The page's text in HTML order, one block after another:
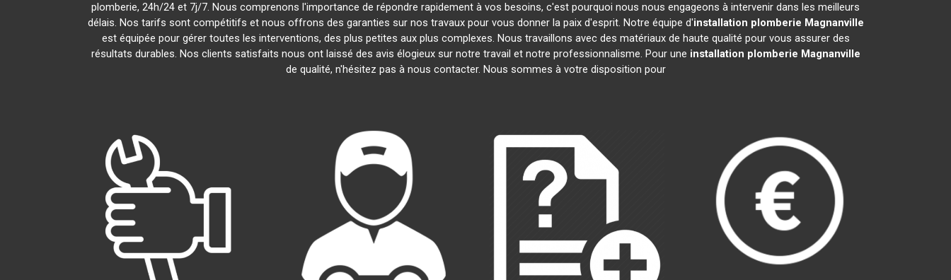
plomberie, 24h/24 et 7j/7. Nous comprenons l'importance de répondre rapidement à vos besoins, c'est pourquoi nous nous engageons à intervenir dans les meilleurs
délais. Nos tarifs sont compétitifs et nous offrons des garanties sur nos travaux pour vous donner la paix d'esprit. Notre équipe d'installation plomberie Magnanville
est équipée pour gérer toutes les interventions, des plus petites aux plus complexes. Nous travaillons avec des matériaux de haute qualité pour vous assurer des
résultats durables. Nos clients satisfaits nous ont laissé des avis élogieux sur notre travail et notre professionnalisme. Pour une installation plomberie Magnanville
de qualité, n'hésitez pas à nous contacter. Nous sommes à votre disposition pour